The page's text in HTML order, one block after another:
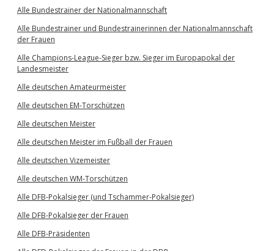
Alle Bundestrainer der Nationalmannschaft
Alle Bundestrainer und Bundestrainerinnen der Nationalmannschaft
der Frauen
Alle Champions-League-Sieger bzw. Sieger im Europapokal der
Landesmeister
Alle deutschen Amateurmeister
Alle deutschen EM-Torschützen
Alle deutschen Meister
Alle deutschen Meister im Fußball der Frauen
Alle deutschen Vizemeister
Alle deutschen WM-Torschützen
Alle DFB-Pokalsieger (und Tschammer-Pokalsieger)
Alle DFB-Pokalsieger der Frauen
Alle DFB-Präsidenten